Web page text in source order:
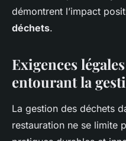
démontrent l’impact
déchets.
Exigences
entourant la
La gestion des déchets
restauration ne se limite